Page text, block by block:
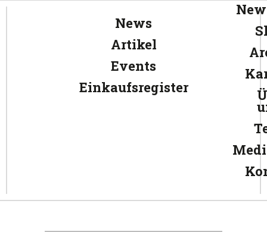
News
Artikel
Events
Einkaufsregister